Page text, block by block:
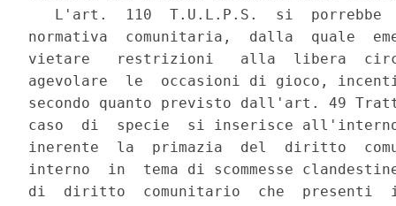
L'art.  110  T.U.L.P.S.  si  porrebbe
normativa  comunitaria,  dalla  quale
vietare   restrizioni   alla  libera
agevolare  le  occasioni di gioco,
secondo quanto previsto dall'art. 49
caso  di  specie  si inserisce
inerente  la  primazia  del  diritto
interno  in  tema di scommesse
di  diritto  comunitario  che  presenti